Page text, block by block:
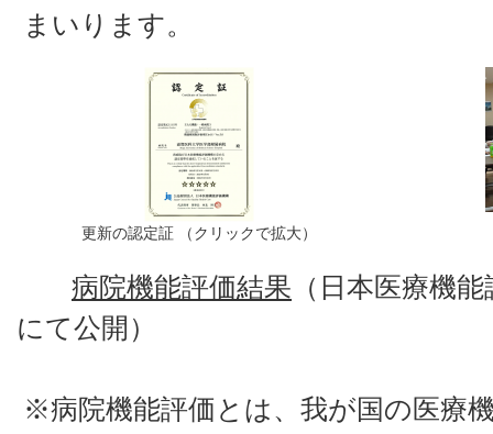
まいります。
更新の認定証 （クリックで拡大）
病院機能評価結果 （日本医療機
にて公開）
※病院機能評価とは、我が国の医療